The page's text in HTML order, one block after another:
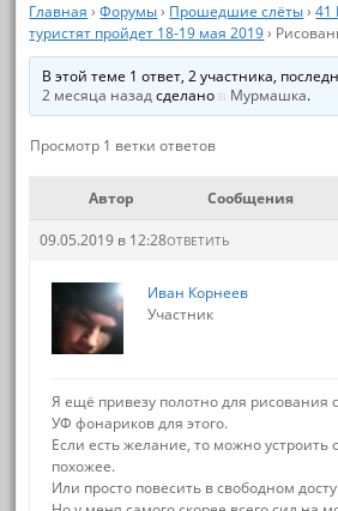
Главная › Форумы › Прошедшие слёты › 41
туристят пройдет 18-19 мая 2019 ›
В этой теме 1 ответ, 2 участника,
2 месяца назадсделано Мурмашка.
Просмотр 1 ветки ответов
Автор Сообщения
09.05.2019 в 12:28ОТВЕТИТЬ
Иван Корнеев
Участник
Я ещё привезу полотно для рисования
УФ фонариков для этого.
Если есть желание, то можно устроить
похожее.
Или просто повесить в свободном